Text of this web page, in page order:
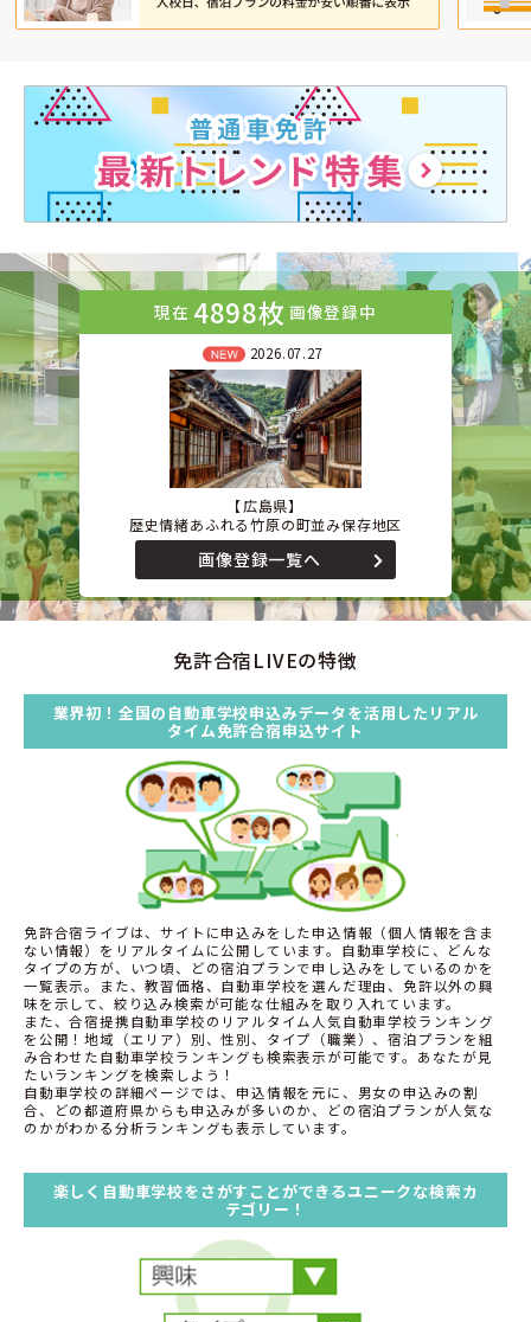
現在 4898枚 画像登録中
2026.07.27
広島県
歴史情緒あふれる竹原の町並み保存地区
画像登録一覧へ
免許合宿LIVEの特徴
業界初！全国の自動車学校申込みデータを活用したリアル
タイム免許合宿申込サイト
免許合宿ライブは、サイトに申込みをした申込情報（個人情報を含ま
ない情報）をリアルタイムに公開しています。自動車学校に、どんな
タイプの方が、いつ頃、どの宿泊プランで申し込みをしているのかを
一覧表示。また、教習価格、自動車学校を選んだ理由、免許以外の興
味を示して、絞り込み検索が可能な仕組みを取り入れています。
また、合宿提携自動車学校のリアルタイム人気自動車学校ランキング
を公開！地域（エリア）別、性別、タイプ（職業）、宿泊プランを組
み合わせた自動車学校ランキングも検索表示が可能です。あなたが見
たいランキングを検索しよう！
自動車学校の詳細ページでは、申込情報を元に、男女の申込みの割
合、どの都道府県からも申込みが多いのか、どの宿泊プランが人気な
のかがわかる分析ランキングも表示しています。
楽しく自動車学校をさがすことができるユニークな検索カ
テゴリー！